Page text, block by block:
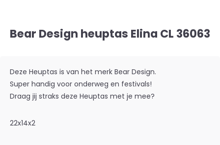
Bear Design heuptas Elina CL 36063
Deze Heuptas is van het merk Bear Design.
Super handig voor onderweg en festivals!
Draag jij straks deze Heuptas met je mee?
22x14x2